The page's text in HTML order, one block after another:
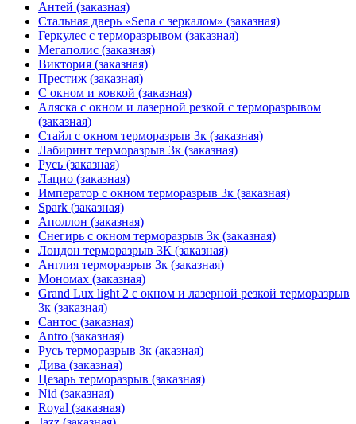
Антей (заказная)
Стальная дверь «Sena с зеркалом» (заказная)
Геркулес с терморазрывом (заказная)
Мегаполис (заказная)
Виктория (заказная)
Престиж (заказная)
С окном и ковкой (заказная)
Аляска с окном и лазерной резкой с терморазрывом
(заказная)
Стайл с окном терморазрыв 3к (заказная)
Лабиринт терморазрыв 3к (заказная)
Русь (заказная)
Лацио (заказная)
Император с окном терморазрыв 3к (заказная)
Spark (заказная)
Аполлон (заказная)
Снегирь с окном терморазрыв 3к (заказная)
Лондон терморазрыв 3К (заказная)
Англия терморазрыв 3к (заказная)
Мономах (заказная)
Grand Lux light 2 с окном и лазерной резкой терморазрыв
3к (заказная)
Сантос (заказная)
Antro (заказная)
Русь терморазрыв 3к (аказная)
Дива (заказная)
Цезарь терморазрыв (заказная)
Nid (заказная)
Royal (заказная)